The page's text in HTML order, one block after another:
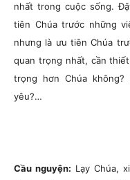
nhất trong cuộc sống.
tiên Chúa trước những
nhưng là ưu tiên Chúa
quan trọng nhất, cần
trọng hơn Chúa không?
yêu?…
Cầu nguyện: Lạy Chúa,